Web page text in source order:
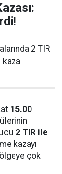
2 TIR
kaza
15.00
2 TIR ile
kazayı
çok